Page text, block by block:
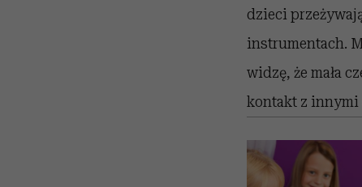
dzieci
instrumentach.
widzę, że mała
kontakt z innymi